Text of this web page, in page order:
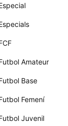
Amateur
Base
Femení
Juvenil